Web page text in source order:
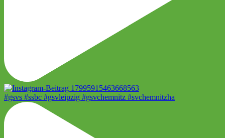
#gsvs #ssbc #gsvleipzig #gsvchemnitz #svchemnitzha